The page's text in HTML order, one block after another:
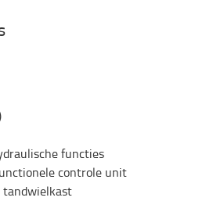
functies
controle unit
tandwielkast